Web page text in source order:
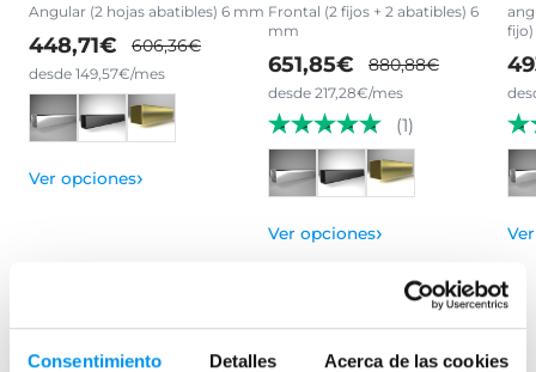
Consentimiento Detalles Acerca de las cookies
Angular (2 hojas abatibles) 6 mm
448,71€ 606,36€
desde 149,57€/mes
Ver opciones›
Frontal (2 fijos + 2 abatibles) 6
mm
651,85€ 880,88€
desde 217,28€/mes
(1)
Ver opciones›
Productos relacionados